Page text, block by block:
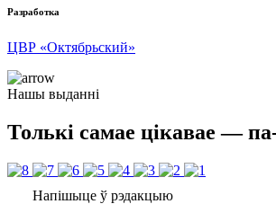
Разработка
ЦВР «Октябрьский»
Нашы выданні
Толькі самае цікавае —
Напішыце ў рэдакцыю